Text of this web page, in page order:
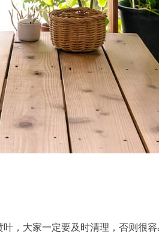
，大家一定要及时清理，否则很